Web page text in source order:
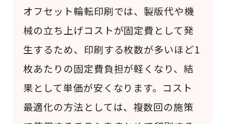
オフセット輪転印刷では、製版代や機
械の立ち上げコストが固定費として発
生するため、印刷する枚数が多いほど1
枚あたりの固定費負担が軽くなり、結
果として単価が安くなります。コスト
最適化の方法としては、複数回の施策